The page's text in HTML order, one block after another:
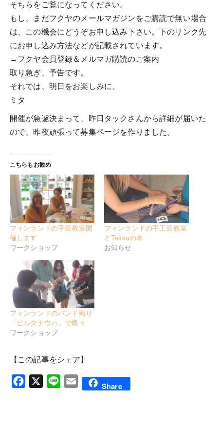
そちらをご覧になってください。
もし、まだフクヤのメールマガジンをご購読で無い場合
は、この機会にどうぞお申し込み下さい。下のリンク先
にお申し込み方法などが記載されています。
→フクヤ会員登録＆メルマガ購読のご案内
取り急ぎ、予告です。
それでは、明日をお楽しみに。
ミタ
開催が急遽決まって、昨日タックさんから詳細が届いた
ので、昨夜頑張って募集ページを作りました。
こちらもお勧め
フィンランドの手芸教室開
催します
ワークショップ
フィンランドの手工芸教室
とTakkuの本
お知らせ
フィンランドのバンド織り
「ピルタナウハ」で蝶々
ワークショップ
【この記事をシェア】
Facebook
X Line Email Share